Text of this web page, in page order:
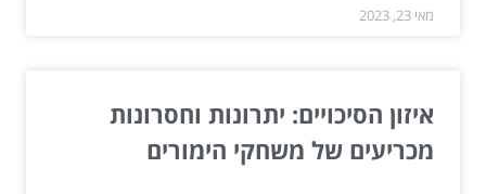
מאי 23, 2023
איזון הסיכויים: יתרונות וחסרונות
מכריעים של משחקי הימורים